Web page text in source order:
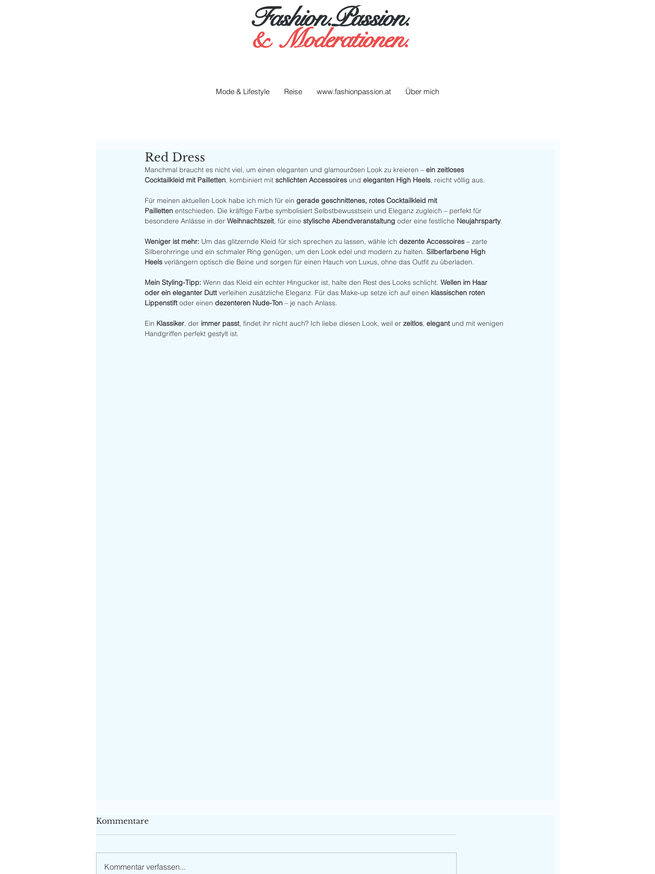
Fashion.Passion.
& Moderationen.
Mode & Lifestyle Reise www.fashionpassion.at Über mich
Red Dress
Manchmal braucht es nicht viel, um einen eleganten und glamourösen Look zu kreieren – ein zeitloses
Cocktailkleid mit Pailletten, kombiniert mit schlichten Accessoires und eleganten High Heels, reicht völlig aus.
Für meinen aktuellen Look habe ich mich für ein gerade geschnittenes, rotes Cocktailkleid mit
Pailletten entschieden. Die kräftige Farbe symbolisiert Selbstbewusstsein und Eleganz zugleich – perfekt für
besondere Anlässe in der Weihnachtszeit, für eine stylische Abendveranstaltung oder eine festliche Neujahrsparty.
Weniger ist mehr: Um das glitzernde Kleid für sich sprechen zu lassen, wähle ich dezente Accessoires – zarte
Silberohrringe und ein schmaler Ring genügen, um den Look edel und modern zu halten. Silberfarbene High
Heels verlängern optisch die Beine und sorgen für einen Hauch von Luxus, ohne das Outfit zu überladen.
Mein Styling-Tipp: Wenn das Kleid ein echter Hingucker ist, halte den Rest des Looks schlicht. Wellen im Haar
oder ein eleganter Dutt verleihen zusätzliche Eleganz. Für das Make-up setze ich auf einen klassischen roten
Lippenstift oder einen dezenteren Nude-Ton – je nach Anlass.
Ein Klassiker, der immer passt, findet ihr nicht auch? Ich liebe diesen Look, weil er zeitlos, elegant und mit wenigen
Handgriffen perfekt gestylt ist.
Kommentare
Kommentar verfassen...